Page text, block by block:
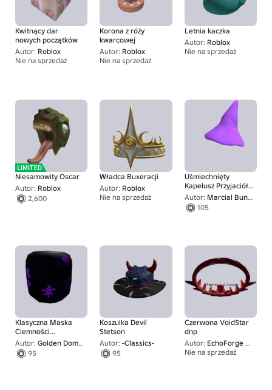
Kwitnący dar
nowych początków
Autor: Roblox
Nie na sprzedaż
1
Korona z róży
kwarcowej
Autor: Roblox
Nie na sprzedaż
Letnia kaczka
Autor: Roblox
Nie na sprzedaż
Niesamowity Oscar
Autor: Roblox
2,600
Władca Buxeracji
Autor: Roblox
Nie na sprzedaż
1
Uśmiechnięty
Kapelusz Przyjaciół
Glep
Autor: Marcial Bundle Factory
105
Klasyczna Maska
Ciemności
Fioletowego Ninja
Autor: Golden Domino Studios
95
Koszulka Devil
Stetson
Autor: -Classics-
95
Czerwona VoidStar
dnp
Autor: EchoForge UGC
Nie na sprzedaż